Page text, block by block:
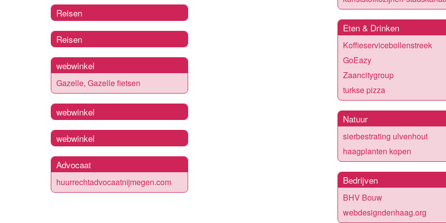
Reisen
Reisen
webwinkel
Gazelle, Gazelle fietsen
webwinkel
webwinkel
Advocaat
huurrechtadvocaatnijmegen.com
Eten & Drinken
Koffieservicebollenstreek
GoEazy
Zaancitygroup
turkse pizza
Natuur
sierbestrating ulvenhout
haagplanten kopen
Bedrijven
BHV Bouw
webdesigndenhaag.org